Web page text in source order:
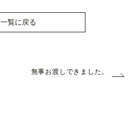
一覧に戻る
無事お渡しできました。